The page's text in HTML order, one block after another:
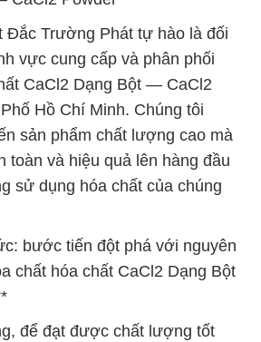
Đắc Trường Phát tự hào là đối
vực cung cấp và phân phối
CaCl2 Dạng Bột — CaCl2
Hồ Chí Minh. Chúng tôi
sản phẩm chất lượng cao mà
toàn và hiệu quả lên hàng đầu
sử dụng hóa chất của chúng
bước tiến đột phá với nguyên
chất hóa chất CaCl2 Dạng Bột
để đạt được chất lượng tốt